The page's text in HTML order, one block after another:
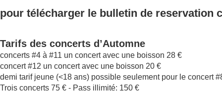
pour télécharger le bulletin de reservation
Tarifs des concerts d’Automne
concerts #4 à #11 un concert avec une boisson 28 €
concert #12 un concert avec une boisson 20 €
demi tarif jeune (<18 ans) possible seulement pour le concert
Trois concerts 75 € - Pass illimité: 150 €